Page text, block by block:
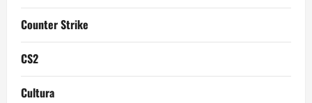
Counter Strike
CS2
Cultura